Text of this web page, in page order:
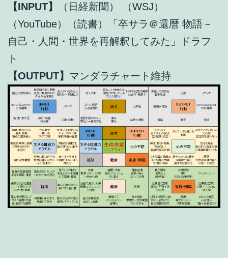
【INPUT】
（日経新聞） （WSJ）
（YouTube）（読書）「卒サラ＠還暦 物語－
自己・人間・世界を再解釈してみた」ドラフ
ト
【OUTPUT】 マンダラチャート維持